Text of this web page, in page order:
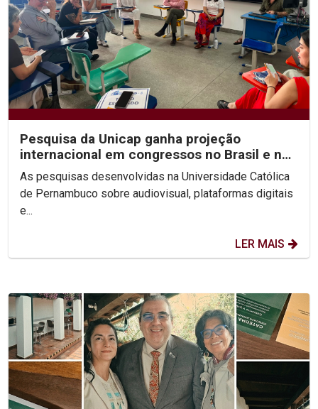
Pesquisa da Unicap ganha projeção
internacional em congressos no Brasil e no
México
As pesquisas desenvolvidas na Universidade Católica
de Pernambuco sobre audiovisual, plataformas digitais
e...
LER MAIS